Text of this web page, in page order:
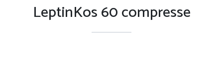
LeptinKos 60 compresse